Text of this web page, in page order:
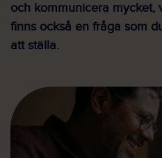
och kommunicera mycket,
finns också en fråga som
att ställa.